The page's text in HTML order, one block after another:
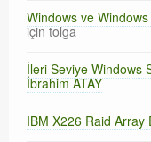
Windows ve
içintolga
İleri Seviye Windows
İbrahim ATAY
IBM X226 Raid Array